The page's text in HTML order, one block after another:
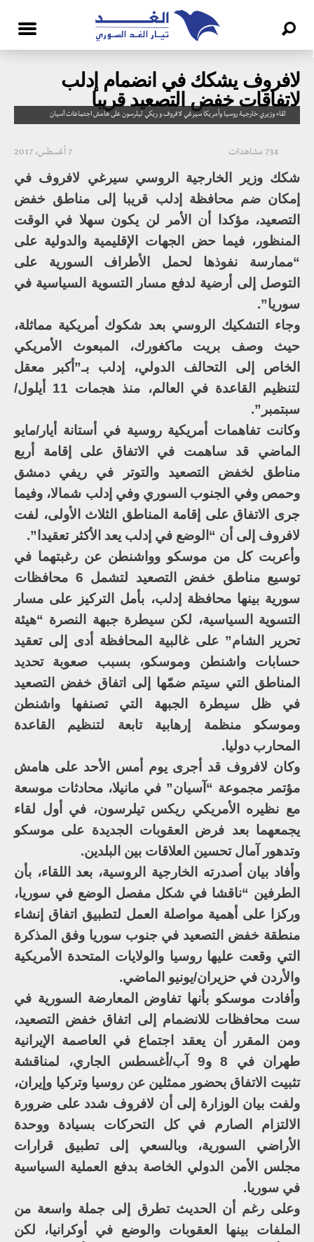
لافروف يشكك في انضمام إدلب
لاتفاقات خفض التصعيد قريبا
لقاء وزيري خارجية روسيا وأمريكا سيرغي لافروف و ريكي تيلرسون على هامش اجتماعات آسيان
7 أغسطس، 2017 734 مشاهدات
شكك وزير الخارجية الروسي سيرغي لافروف في
إمكان ضم محافظة إدلب قريبا إلى مناطق خفض
التصعيد، مؤكدا أن الأمر لن يكون سهلا في الوقت
المنظور، فيما حض الجهات الإقليمية والدولية على
“ممارسة نفوذها لحمل الأطراف السورية على
التوصل إلى أرضية لدفع مسار التسوية السياسية في
سوريا”.
وجاء التشكيك الروسي بعد شكوك أمريكية مماثلة،
حيث وصف بريت ماكغورك، المبعوث الأمريكي
الخاص إلى التحالف الدولي، إدلب بـ”أكبر معقل
لتنظيم القاعدة في العالم، منذ هجمات 11 أيلول/
سبتمبر”.
وكانت تفاهمات أمريكية روسية في أستانة أيار/مايو
الماضي قد ساهمت في الاتفاق على إقامة أربع
مناطق لخفض التصعيد والتوتر في ريفي دمشق
وحمص وفي الجنوب السوري وفي إدلب شمالا، وفيما
جرى الاتفاق على إقامة المناطق الثلاث الأولى، لفت
لافروف إلى أن “الوضع في إدلب يعد الأكثر تعقيدا”.
وأعربت كل من موسكو وواشنطن عن رغبتهما في
توسيع مناطق خفض التصعيد لتشمل 6 محافظات
سورية بينها محافظة إدلب، بأمل التركيز على مسار
التسوية السياسية، لكن سيطرة جبهة النصرة “هيئة
تحرير الشام” على غالبية المحافظة أدى إلى تعقيد
حسابات واشنطن وموسكو، بسبب صعوبة تحديد
المناطق التي سيتم ضمّها إلى اتفاق خفض التصعيد
في ظل سيطرة الجبهة التي تصنفها واشنطن
وموسكو منظمة إرهابية تابعة لتنظيم القاعدة
المحارب دوليا.
وكان لافروف قد أجرى يوم أمس الأحد على هامش
مؤتمر مجموعة “آسيان” في مانيلا، محادثات موسعة
مع نظيره الأمريكي ريكس تيلرسون، في أول لقاء
يجمعهما بعد فرض العقوبات الجديدة على موسكو
وتدهور آمال تحسين العلاقات بين البلدين.
وأفاد بيان أصدرته الخارجية الروسية، بعد اللقاء، بأن
الطرفين “ناقشا في شكل مفصل الوضع في سوريا،
وركزا على أهمية مواصلة العمل لتطبيق اتفاق إنشاء
منطقة خفض التصعيد في جنوب سوريا وفق المذكرة
التي وقعت عليها روسيا والولايات المتحدة الأمريكية
والأردن في حزيران/يونيو الماضي.
وأفادت موسكو بأنها تفاوض المعارضة السورية في
ست محافظات للانضمام إلى اتفاق خفض التصعيد،
ومن المقرر أن يعقد اجتماع في العاصمة الإيرانية
طهران في 8 و9 آب/أغسطس الجاري، لمناقشة
تثبيت الاتفاق بحضور ممثلين عن روسيا وتركيا وإيران،
ولفت بيان الوزارة إلى أن لافروف شدد على ضرورة
الالتزام الصارم في كل التحركات بسيادة ووحدة
الأراضي السورية، وبالسعي إلى تطبيق قرارات
مجلس الأمن الدولي الخاصة بدفع العملية السياسية
في سوريا.
وعلى رغم أن الحديث تطرق إلى جملة واسعة من
الملفات بينها العقوبات والوضع في أوكرانيا، لكن